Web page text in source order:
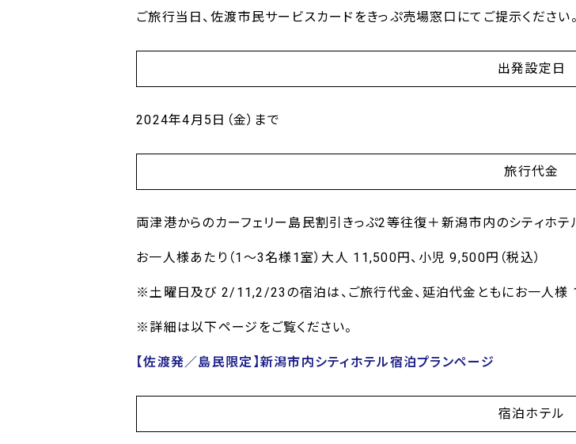
ご旅行当日、佐渡市民サービスカードをきっぷ売場窓口にてご提示ください。
出発設定日
2024年4月5日（金）まで
旅行代金
両津港からのカーフェリー島民割引きっぷ2等往復＋新潟市内のシティホ
お一人様あたり（1～3名様1室）大人 11,500円、小児 9,500円（税込）
※土曜日及び 2/11,2/23の宿泊は、ご旅行代金、延泊代金ともにお一人様
※詳細は以下ページをご覧ください。
【佐渡発／島民限定】新潟市内シティホテル宿泊プランページ
宿泊ホテル